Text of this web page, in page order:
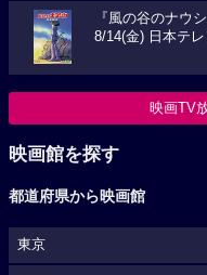
『風の谷のナウシ
8/14(金) 日本テ
映画TV
映画館を探す
都道府県から映画館
東京